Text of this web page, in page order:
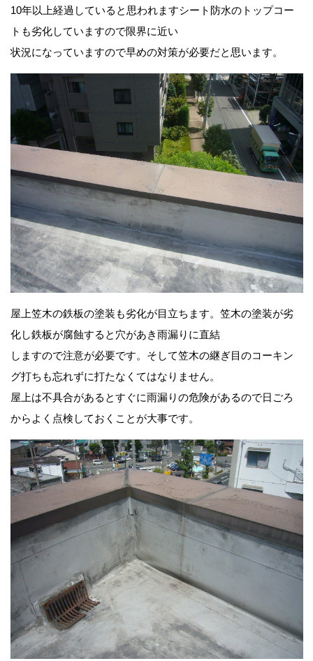
10年以上経過していると思われますシート防水のトップコー
トも劣化していますので限界に近い
状況になっていますので早めの対策が必要だと思います。
屋上笠木の鉄板の塗装も劣化が目立ちます。笠木の塗装が劣
化し鉄板が腐蝕すると穴があき雨漏りに直結
しますので注意が必要です。そして笠木の継ぎ目のコーキン
グ打ちも忘れずに打たなくてはなりません。
屋上は不具合があるとすぐに雨漏りの危険があるので日ごろ
からよく点検しておくことが大事です。